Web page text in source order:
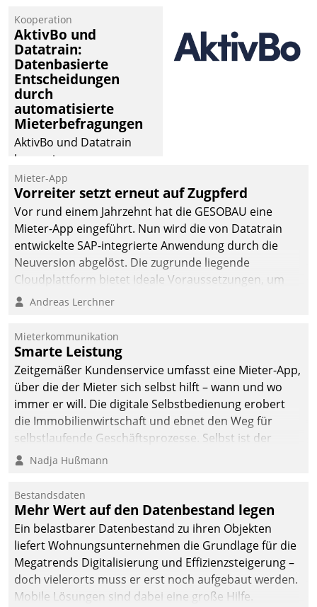
Einsparungen durch optimierte und automatisierte
Prozesse. Doch man darf nicht zu viel erwarten: Allein
mit der Einführung einer neuen Software ist es nicht
getan. Die Digitalisierung erfordert von Unternehmen
die Bereitschaft, sich zu überprüfen, zu hinterfragen
und zu verändern.
Kooperation
AktivBo und
Datatrain:
Datenbasierte
Entscheidungen
durch
automatisierte
Mieterbefragungen
AktivBo und Datatrain
kooperieren –
Immobilienunternehmen
profitieren: Die nahtlose
Integration der Lösungen
von AktivBo und
Datatrain ermöglicht
automatisiert ausgelöste,
zielgerichtete
Mieterbefragungen – eine
starke Grundlage für
intelligente,
datengestützte
Entscheidungen.
Mieter-App
Vorreiter setzt erneut auf Zugpferd
Vor rund einem Jahrzehnt hat die GESOBAU eine
Mieter-App eingeführt. Nun wird die von Datatrain
entwickelte SAP-integrierte Anwendung durch die
Neuversion abgelöst. Die zugrunde liegende
Cloudplattform bietet ideale Voraussetzungen, um
die Funktionalität der App zu erweitern und weitere
integrieren.
Andreas Lerchner
Mieterkommunikation
Smarte Leistung
Zeitgemäßer Kundenservice umfasst eine Mieter-App,
über die der Mieter sich selbst hilft – wann und wo
immer er will. Die digitale Selbstbedienung erobert
die Immobilienwirtschaft und ebnet den Weg für
selbstlaufende Geschäftsprozesse. Selbst ist der
Kunde und smart der Serviceanbieter.
Nadja Hußmann
Bestandsdaten
Mehr Wert auf den Datenbestand legen
Ein belastbarer Datenbestand zu ihren Objekten
liefert Wohnungsunternehmen die Grundlage für die
Megatrends Digitalisierung und Effizienzsteigerung –
doch vielerorts muss er erst noch aufgebaut werden.
Mobile Lösungen sind dabei eine große Hilfe.